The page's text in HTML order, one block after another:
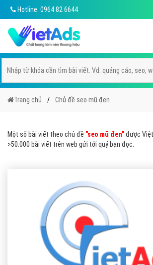
Hotline: 0964 82 6644
Trang chủ Chủ đề seo mũ đen
Một số bài viết theo chủ đề "seo mũ đen"được
>50.000 bài viết trên web gửi tới quý bạn đọc.